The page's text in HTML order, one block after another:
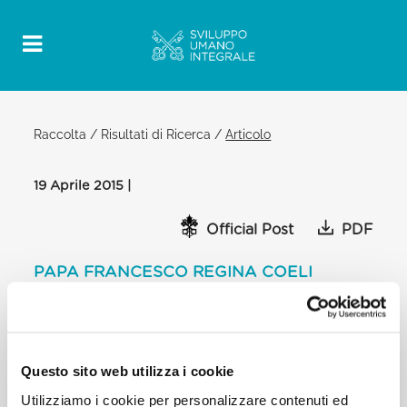
Questo sito web utilizza i cookie
Utilizziamo i cookie per personalizzare contenuti ed
Raccolta / Risultati di Ricerca /Articolo
19 Aprile 2015 |
Official Post PDF
PAPA FRANCESCO REGINA COELI
ad una nuova tragedia nelle acque del